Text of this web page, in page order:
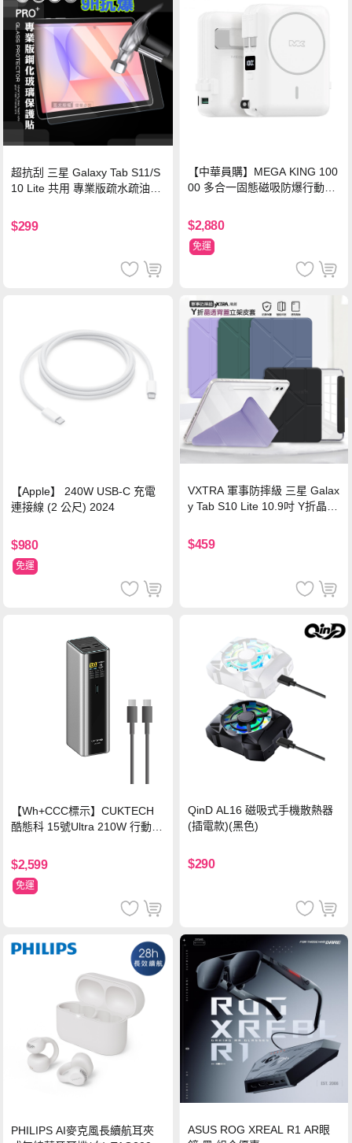
超抗刮 三星 Galaxy Tab S11/S
10 Lite 共用 專業版疏水疏油9H
$299
【中華員購】MEGA KING 100
00 多合一固態磁吸防爆行動電
$2,880
免運
【Apple】 240W USB-C 充電
連接線 (2 公尺) 2024
$980
免運
VXTRA 軍事防摔級 三星 Galax
y Tab S10 Lite 10.9吋 Y折晶透
$459
【Wh+CCC標示】CUKTECH
酷態科 15號Ultra 210W 行動電
$2,599
免運
QinD AL16 磁吸式手機散熱器
(插電款)(黑色)
$290
PHILIPS AI麥克風長續航耳夾
ASUS ROG XREAL R1 AR眼